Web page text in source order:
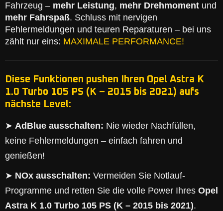
Fahrzeug – mehr Leistung, mehr Drehmoment und
mehr Fahrspaß. Schluss mit nervigen
Fehlermeldungen und teuren Reparaturen – bei uns
zählt nur eins: MAXIMALE PERFORMANCE!
Diese Funktionen pushen Ihren Opel Astra K
1.0 Turbo 105 PS (K – 2015 bis 2021) aufs
nächste Level:
➤ AdBlue ausschalten: Nie wieder Nachfüllen,
keine Fehlermeldungen – einfach fahren und
genießen!
➤ NOx ausschalten: Vermeiden Sie Notlauf-
Programme und retten Sie die volle Power Ihres Opel
Astra K 1.0 Turbo 105 PS (K – 2015 bis 2021).